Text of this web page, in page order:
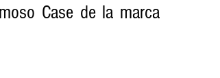
Case de la marca